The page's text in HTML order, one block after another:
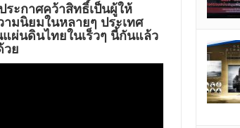
ระกาศคว้าสิทธิ์เป็นผู้ให้
มนิยมในหลายๆ ประเทศ
ผ่นดินไทยในเร็วๆ นี้กันแล้ว
วย